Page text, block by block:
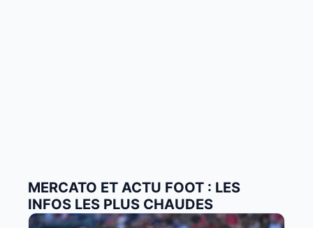
MERCATO ET ACTU FOOT : LES
INFOS LES PLUS CHAUDES